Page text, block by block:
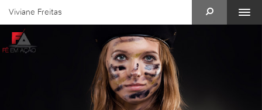
Viviane Freitas